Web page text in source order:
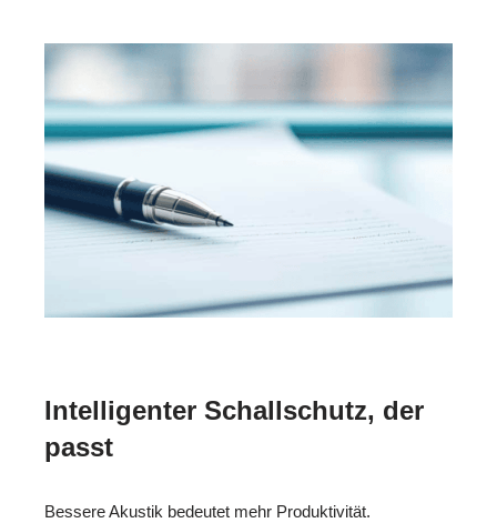
Intelligenter Schallschutz, der
passt
Bessere Akustik bedeutet mehr Produktivität.